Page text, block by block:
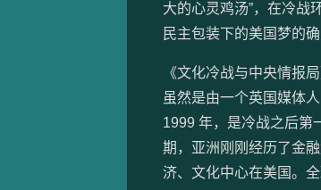
大的心灵鸡汤”，在冷战
民主包装下的美国梦的确
《文化冷战与中央情报
虽然是由一个英国媒体
1999 年，是冷战之后第
期，亚洲刚刚经历了金
济、文化中心在美国。